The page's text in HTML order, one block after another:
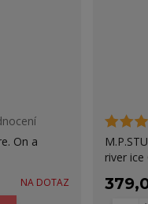
On a
NA DOTAZ
river ice